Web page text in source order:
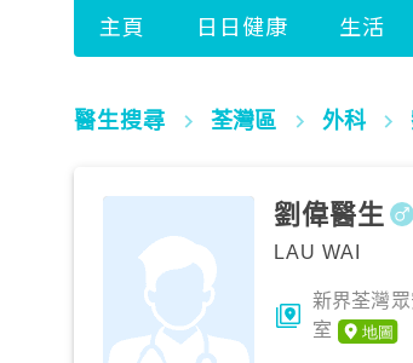
醫生搜尋 荃灣區 外科
劉偉醫生
LAU WAI
新界荃灣
室